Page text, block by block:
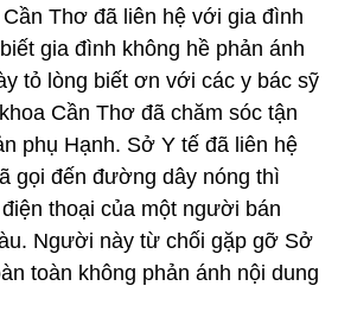
Thơ đã liên hệ với gia đình
gia đình không hề phản ánh
tỏ lòng biết ơn với các y bác sỹ
Cần Thơ đã chăm sóc tận
phụ Hạnh. Sở Y tế đã liên hệ
gọi đến đường dây nóng thì
thoại của một người bán
Người này từ chối gặp gỡ Sở
toàn không phản ánh nội dung